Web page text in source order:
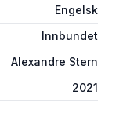
Engelsk
Innbundet
Alexandre Stern
2021